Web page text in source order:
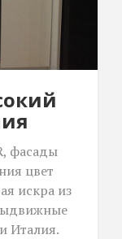
фасады
цвет
искра из
Италия.